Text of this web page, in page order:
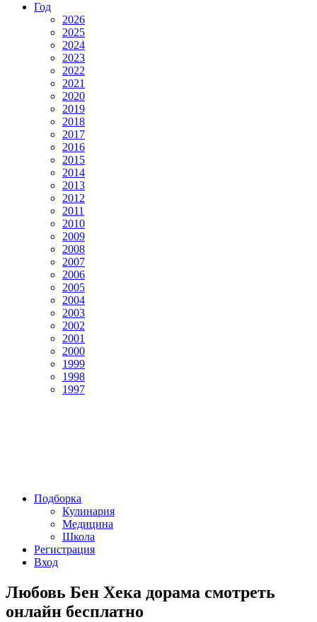
Год
2026
2025
2024
2023
2022
2021
2020
2019
2018
2017
2016
2015
2014
2013
2012
2011
2010
2009
2008
2007
2006
2005
2004
2003
2002
2001
2000
1999
1998
1997
Подборка
Кулинария
Медицина
Школа
Регистрация
Вход
Любовь Бен Хека дорама смотреть
онлайн бесплатно